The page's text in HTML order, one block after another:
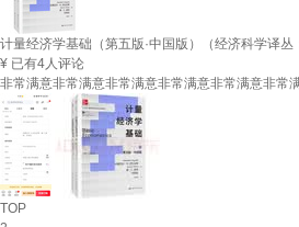
计量经济学基础（第五版·中国版）（经济科学译丛
¥ 已有4人评论
非常满意非常满意非常满意非常满意非常满意非常
TOP